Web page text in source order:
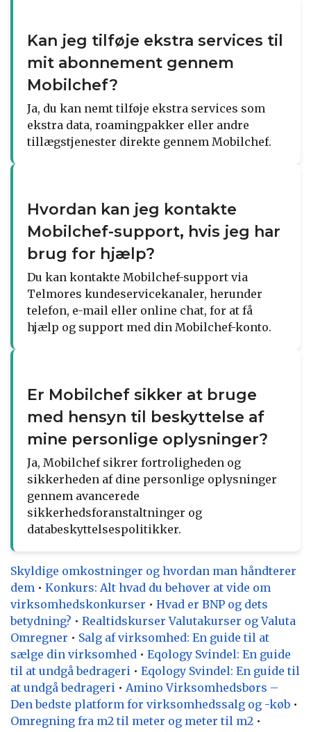
Kan jeg tilføje ekstra services til
mit abonnement gennem
Mobilchef?
Ja, du kan nemt tilføje ekstra services som
ekstra data, roamingpakker eller andre
tillægstjenester direkte gennem Mobilchef.
Hvordan kan jeg kontakte
Mobilchef-support, hvis jeg har
brug for hjælp?
Du kan kontakte Mobilchef-support via
Telmores kundeservicekanaler, herunder
telefon, e-mail eller online chat, for at få
hjælp og support med din Mobilchef-konto.
Er Mobilchef sikker at bruge
med hensyn til beskyttelse af
mine personlige oplysninger?
Ja, Mobilchef sikrer fortroligheden og
sikkerheden af dine personlige oplysninger
gennem avancerede
sikkerhedsforanstaltninger og
databeskyttelsespolitikker.
Skyldige omkostninger og hvordan man håndterer
dem • Konkurs: Alt hvad du behøver at vide om
virksomhedskonkurser • Hvad er BNP og dets
betydning? • Realtidskurser Valutakurser og Valuta
Omregner • Salg af virksomhed: En guide til at
sælge din virksomhed • Eqology Svindel: En guide
til at undgå bedrageri • Eqology Svindel: En guide til
at undgå bedrageri • Amino Virksomhedsbørs –
Den bedste platform for virksomhedssalg og -køb •
Omregning fra m2 til meter og meter til m2 •